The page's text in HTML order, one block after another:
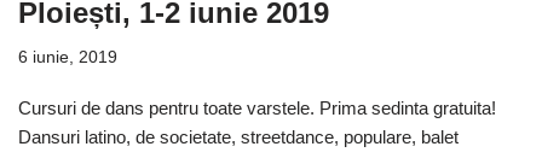
Ploiești, 1-2 iunie 2019
6 iunie, 2019
Cursuri de dans pentru toate varstele. Prima sedinta gratuita!
Dansuri latino, de societate, streetdance, populare, balet